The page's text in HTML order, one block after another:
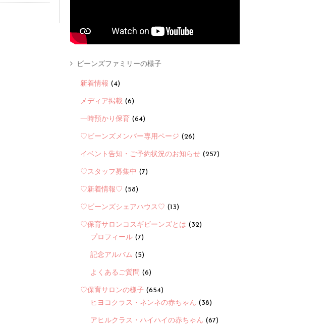
ビーンズファミリーの様子
新着情報 (4)
メディア掲載 (6)
一時預かり保育 (64)
♡ビーンズメンバー専用ページ (26)
イベント告知・ご予約状況のお知らせ (257)
♡スタッフ募集中 (7)
♡新着情報♡ (58)
♡ビーンズシェアハウス♡ (13)
♡保育サロンコスギビーンズとは (32)
プロフィール (7)
記念アルバム (5)
よくあるご質問 (6)
♡保育サロンの様子 (654)
ヒヨコクラス・ネンネの赤ちゃん (38)
アヒルクラス・ハイハイの赤ちゃん (67)